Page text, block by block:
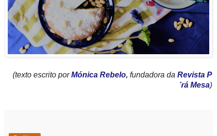
(texto escrito porMónica Rebelo, fundadora da Revista P
´rá Mesa)